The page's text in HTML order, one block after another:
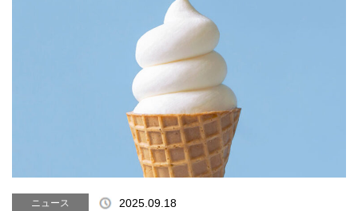
ニュース 2025.09.18